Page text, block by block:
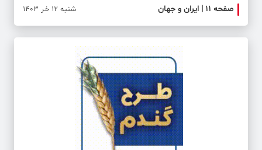
صفحه ۱۱ | ایران و جهان شنبه 12 خر 1403